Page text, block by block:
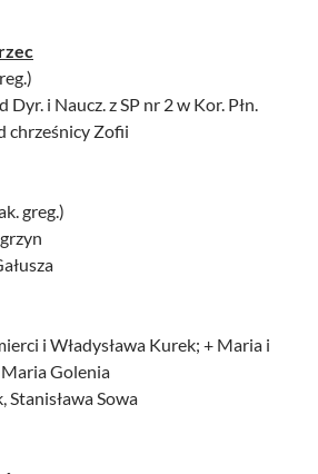
i Naucz. z SP nr 2 w Kor. Płn.
chrześnicy Zofii
greg.)
i Władysława Kurek; + Maria i
Golenia
Stanisława Sowa